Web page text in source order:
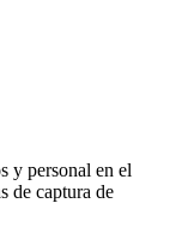
y personal en el
de captura de